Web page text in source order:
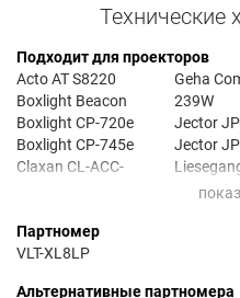
Технические
Подходит для проекторов
Acto AT S8220
Boxlight Beacon
Boxlight CP-720e
Boxlight CP-745e
Claxan CL-ACC-
Claxan EX-17025
Dukane IMAGEPRO
Geha
239W
Jector
Jector
Партномер
VLT-XL8LP
Альтернативные партномера